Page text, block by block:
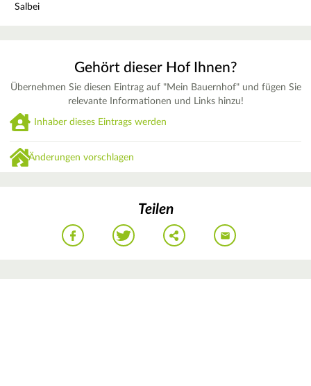
Salbei
Gehört dieser Hof Ihnen?
Übernehmen Sie diesen Eintrag auf "Mein Bauernhof" und fügen Sie
relevante Informationen und Links hinzu!
Inhaber dieses Eintrags werden
Änderungen vorschlagen
Teilen